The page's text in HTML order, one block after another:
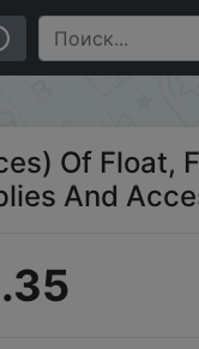
Of Float,
And